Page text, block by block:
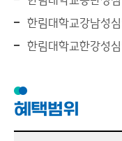
한림대학교강남성
한림대학교한강성
혜택범위